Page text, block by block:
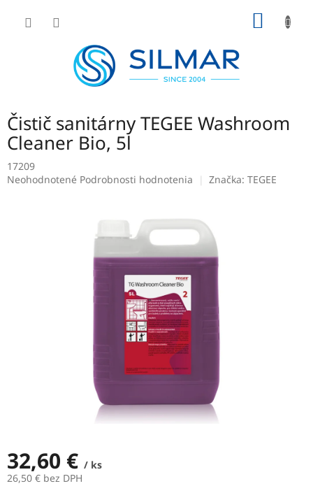
Čistič sanitárny TEGEE Washroom
Cleaner Bio, 5l
17209
Priemerné
Neohodnotené Podrobnosti hodnotenia Značka: TEGEE
32,60 € / ks
26,50 € bez DPH